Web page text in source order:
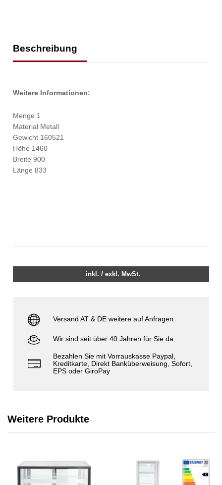
Beschreibung
Weitere Informationen:
Menge 1
Material Metall
Gewicht 160521
Höhe 1460
Breite 900
Länge 833
inkl. / exkl. MwSt.
Versand AT & DE weitere auf Anfragen
Wir sind seit über 40 Jahren für Sie da
Bezahlen Sie mit Vorrauskasse Paypal,
Kreditkarte, Direkt Banküberweisung, Sofort,
EPS oder GiroPay
Weitere Produkte